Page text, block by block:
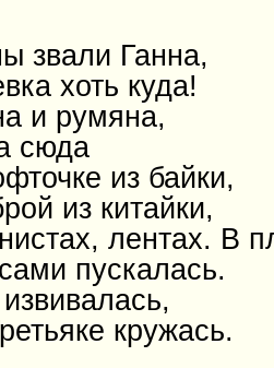
звали Ганна,
хоть куда!
и румяна,
сюда
из байки,
из китайки,
лентах. В
пускалась.
кружась.